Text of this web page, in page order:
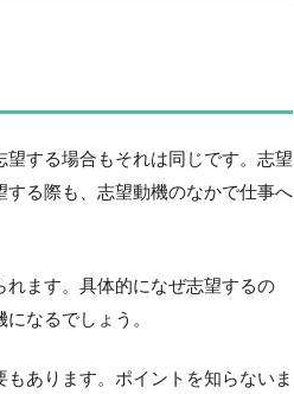
する場合もそれは同じです。志望
る際も、志望動機のなかで仕事へ
ます。具体的になぜ志望するの
なるでしょう。
あります。ポイントを知らないま